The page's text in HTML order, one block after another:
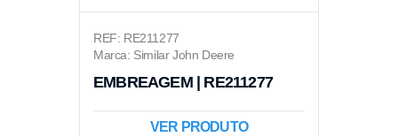
REF: RE211277
Marca: Similar John Deere
EMBREAGEM | RE211277
VER PRODUTO